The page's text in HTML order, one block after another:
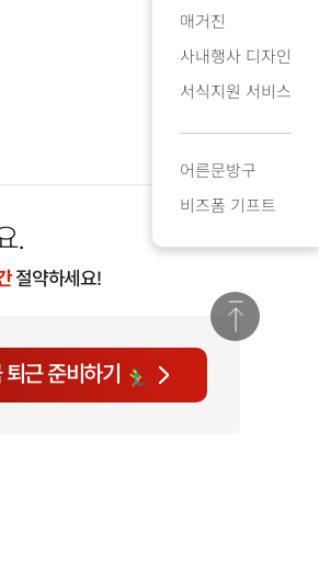
.
절약하세요!
퇴근 준비하기
매거진
사내행사 디자인
서식지원 서비스
어른문방구
비즈폼 기프트